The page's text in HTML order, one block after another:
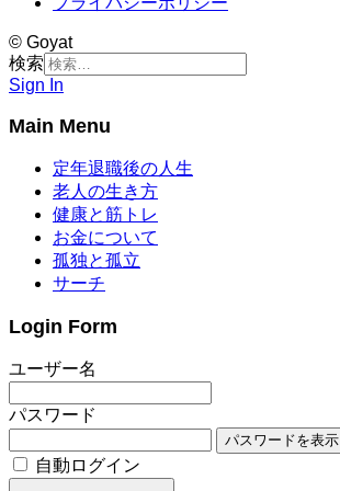
© Goyat
検索
Sign In
Main Menu
定年退職後の人生
老人の生き方
健康と筋トレ
お金について
孤独と孤立
サーチ
Login Form
ユーザー名
パスワード
パスワードを表示
自動ログイン